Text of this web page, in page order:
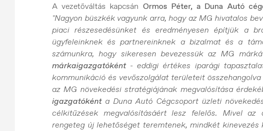
A vezetőváltás kapcsán Ormos Péter, a Duna Autó
"Nagyon büszkék vagyunk arra, hogy az MG hivatalos
piaci részesedésünket és eredményesen építjük a
ügyfeleinknek és partnereinknek a bizalmat és a
számunkra, hogy sikeresen bevezessük az MG
márkaigazgatóként- eddigi értékes iparági
kommunikáció és vevőszolgálat területeit
az MG növekedési stratégiájának megvalósítása
igazgatókénta Duna Autó Cégcsoport üzleti
célkitűzések megvalósításáért lesz felelős. Mivel az
rengeteg új lehetőséget teremtenek, mindkét kinevezés